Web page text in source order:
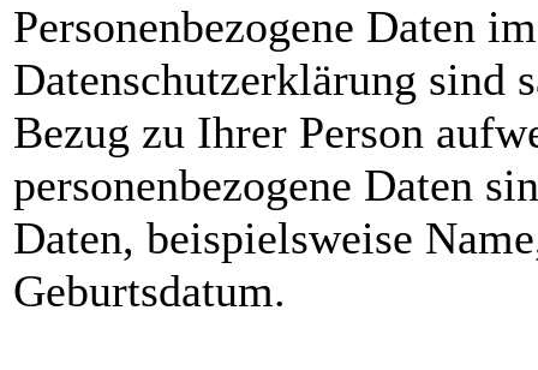
Personenbezogene Daten
Datenschutzerklärung sind
Bezug zu Ihrer Person
personenbezogene Daten
Daten, beispielsweise
Geburtsdatum.